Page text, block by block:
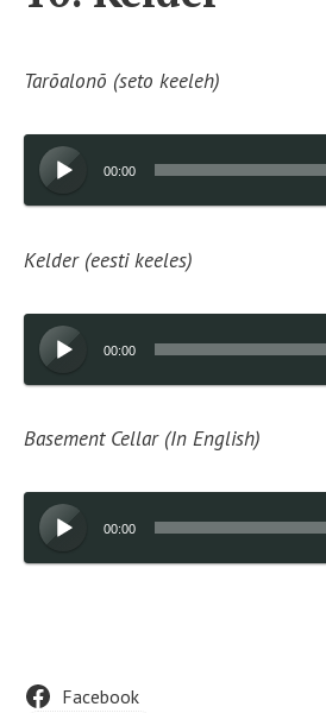
Tarõalonõ (seto keeleh)
Audioesitaja
00:00
Kelder (eesti keeles)
Audioesitaja
00:00
Basement Cellar (In English)
Audioesitaja
00:00
Footer
Facebook